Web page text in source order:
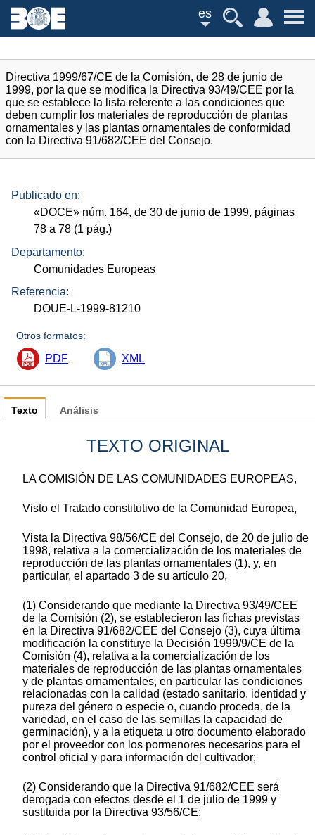
es
Directiva 1999/67/CE de la Comisión, de 28 de junio de
1999, por la que se modifica la Directiva 93/49/CEE por la
que se establece la lista referente a las condiciones que
deben cumplir los materiales de reproducción de plantas
ornamentales y las plantas ornamentales de conformidad
con la Directiva 91/682/CEE del Consejo.
Publicado en:
«DOCE» núm. 164, de 30 de junio de 1999, páginas
78 a 78 (1 pág.)
Departamento:
Comunidades Europeas
Referencia:
DOUE-L-1999-81210
Otros formatos:
PDF XML
Texto
TEXTO ORIGINAL
LA COMISIÓN DE LAS COMUNIDADES EUROPEAS,
Visto el Tratado constitutivo de la Comunidad Europea,
Vista la Directiva 98/56/CE del Consejo, de 20 de julio de
1998, relativa a la comercialización de los materiales de
reproducción de las plantas ornamentales (1), y, en
particular, el apartado 3 de su artículo 20,
(1) Considerando que mediante la Directiva 93/49/CEE
de la Comisión (2), se establecieron las fichas previstas
en la Directiva 91/682/CEE del Consejo (3), cuya última
modificación la constituye la Decisión 1999/9/CE de la
Comisión (4), relativa a la comercialización de los
materiales de reproducción de las plantas ornamentales
y de plantas ornamentales, en particular las condiciones
relacionadas con la calidad (estado sanitario, identidad y
pureza del género o especie o, cuando proceda, de la
variedad, en el caso de las semillas la capacidad de
germinación), y a la etiqueta u otro documento elaborado
por el proveedor con los pormenores necesarios para el
control oficial y para información del cultivador;
(2) Considerando que la Directiva 91/682/CEE será
derogada con efectos desde el 1 de julio de 1999 y
sustituida por la Directiva 93/56/CE;
Análisis